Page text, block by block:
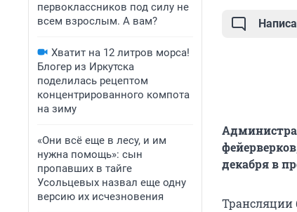
первоклассников под силу не
всем взрослым. А вам?
Хватит на 12 литров морса!
Блогер из Иркутска
поделилась рецептом
концентрированного компота
на зиму
«Они всё еще в лесу, и им
нужна помощь»: сын
пропавших в тайге
Усольцевых назвал еще одну
версию их исчезновения
декабря в
Трансляции